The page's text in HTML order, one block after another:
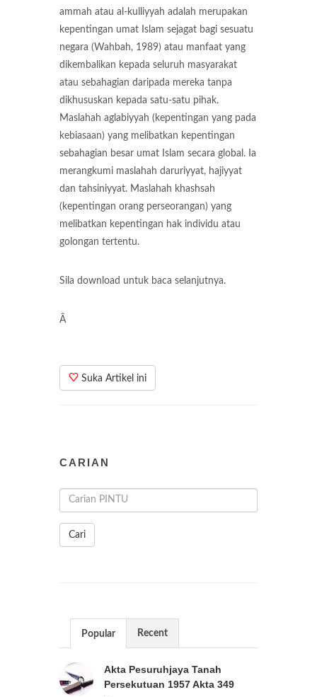
ammah atau al-kulliyyah adalah merupakan
kepentingan umat Islam sejagat bagi sesuatu
negara (Wahbah, 1989) atau manfaat yang
dikembalikan kepada seluruh masyarakat
atau sebahagian daripada mereka tanpa
dikhususkan kepada satu-satu pihak.
Maslahah aglabiyyah (kepentingan yang pada
kebiasaan) yang melibatkan kepentingan
sebahagian besar umat Islam secara global. Ia
merangkumi maslahah daruriyyat, hajiyyat
dan tahsiniyyat. Maslahah khashsah
(kepentingan orang perseorangan) yang
melibatkan kepentingan hak individu atau
golongan tertentu.
Sila download untuk baca selanjutnya.
Â
Suka Artikel ini
CARIAN
Cari
Popular Recent
Akta Pesuruhjaya Tanah
Persekutuan 1957 Akta 349